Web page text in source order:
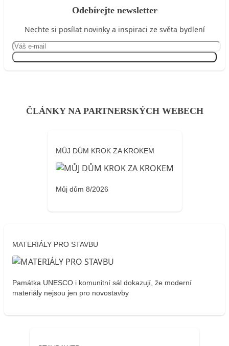
Odebírejte newsletter
Nechte si posílat novinky a inspiraci ze světa bydlení
ČLÁNKY NA PARTNERSKÝCH WEBECH
MŮJ DŮM KROK ZA KROKEM
Můj dům 8/2026
MATERIÁLY PRO STAVBU
Památka UNESCO i komunitní sál dokazují, že moderní
materiály nejsou jen pro novostavby